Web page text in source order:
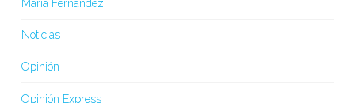
María Fernández
Noticias
Opinión
Opinión Express